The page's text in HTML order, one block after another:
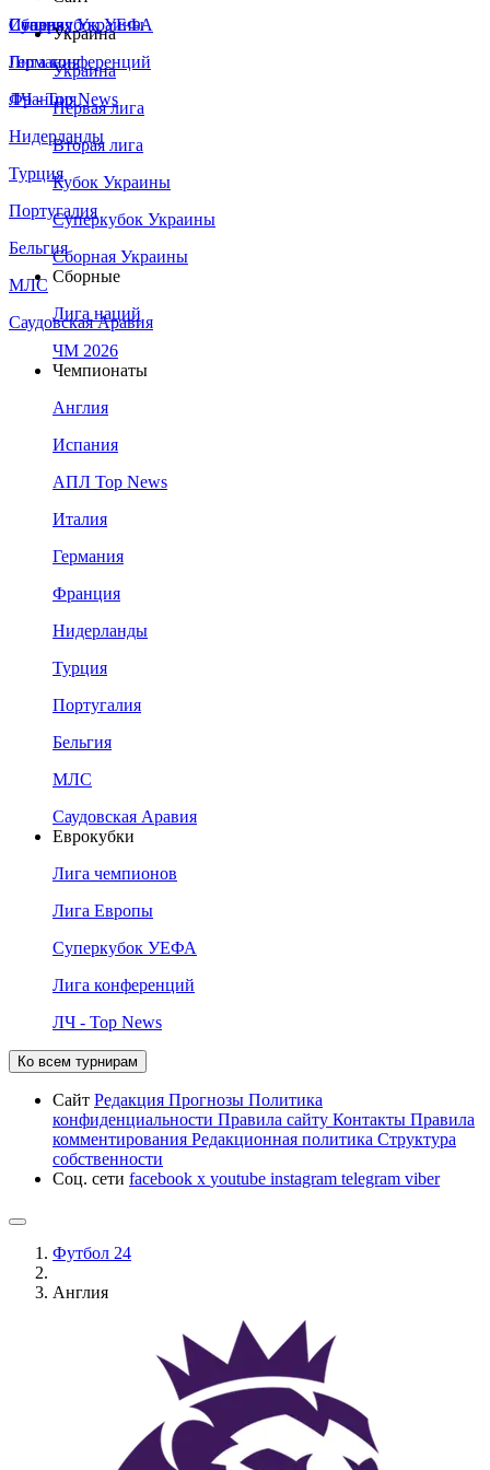
Сборная Украины
Италия
Германия
Франция
Нидерланды
Турция
Португалия
Бельгия
МЛС
Саудовская Аравия
Суперкубок УЕФА
Лига конференций
ЛЧ - Top News
Украина
Украина
Первая лига
Вторая лига
Кубок Украины
Суперкубок Украины
Сборная Украины
Сборные
Лига наций
ЧМ 2026
Чемпионаты
Англия
Испания
АПЛ Top News
Италия
Германия
Франция
Нидерланды
Турция
Португалия
Бельгия
МЛС
Саудовская Аравия
Еврокубки
Лига чемпионов
Лига Европы
Суперкубок УЕФА
Лига конференций
ЛЧ - Top News
Ко всем турнирам
Сайт Редакция Прогнозы Политика
конфиденциальности Правила сайту Контакты Правила
комментирования Редакционная политика Структура
собственности
Соц. сети facebook x youtube instagram telegram viber
Футбол 24
Англия